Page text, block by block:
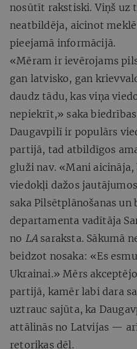
nosūtīt rakstiski. Viņš uz
neatbildēja, aicinot
pieejamā informācijā.
«Mēram ir ievērojams
gan latvisko, gan
daudz tādu, kas viņa
nepiekrīt,» saka
Daugavpilī ir populārs
partijā, tad atbildīgos
gluži nav. «Mani
viedokļi dažos
saka Pilsētplānošanas un
departamenta vadītāja
no LA saraksta. Sākumā
beidzot nosaka: «Es
Ukrainai.» Mērs
partijā, kamēr labi dara
uztrauc sajūta, ka
attālinās no Latvijas —
retorikas dēļ.